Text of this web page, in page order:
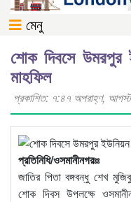
মেনু
শোক দিবসে উমরপুর
মাহফিল
প্রকাশিত: ৭:৪৭ অপরাহ্ণ,
প্রতিনিধি/ওসমানীনগরঃঃ
জাতির পিতা বঙ্গবন্ধু শেখ
শোক দিবস উপলক্ষে